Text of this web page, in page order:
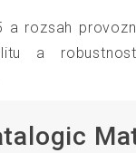
a rozsah
a